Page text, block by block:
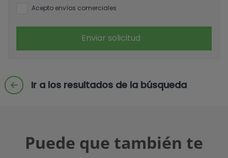
Acepto envíos comerciales
Enviar solicitud
Ir a los resultados de la búsqueda
Puede que también te